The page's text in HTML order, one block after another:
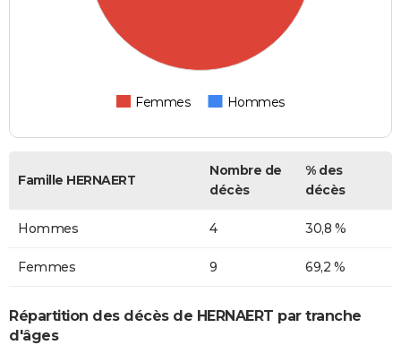
Femmes Hommes
Famille HERNAERT
Nombre de
décès
% des
décès
Hommes 4 30,8 %
Femmes 9 69,2 %
Répartition des décès de HERNAERT par tranche
d'âges